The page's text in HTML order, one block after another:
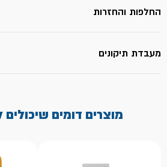
החלפות והחזרות
מעבדת תיקונים
מוצרים דומים שיכולים